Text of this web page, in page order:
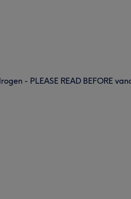
- PLEASE READ BEFORE